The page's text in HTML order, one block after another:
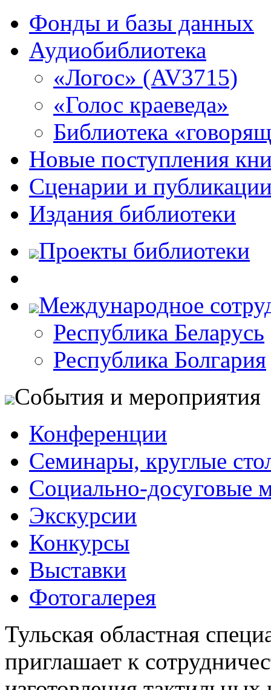
Фонды и базы данных
Аудиобиблиотека
«Логос» (AV3715)
«Голос краеведа»
Библиотека
Новые поступления
Сценарии и
Издания библиотеки
Проекты библиотеки
Международное
Республика Беларусь
Республика Болгария
События и мероприятия
Конференции
Семинары, круглые
Социально-досуговые
Экскурсии
Конкурсы
Выставки
Фотогалерея
Тульская областная
приглашает к